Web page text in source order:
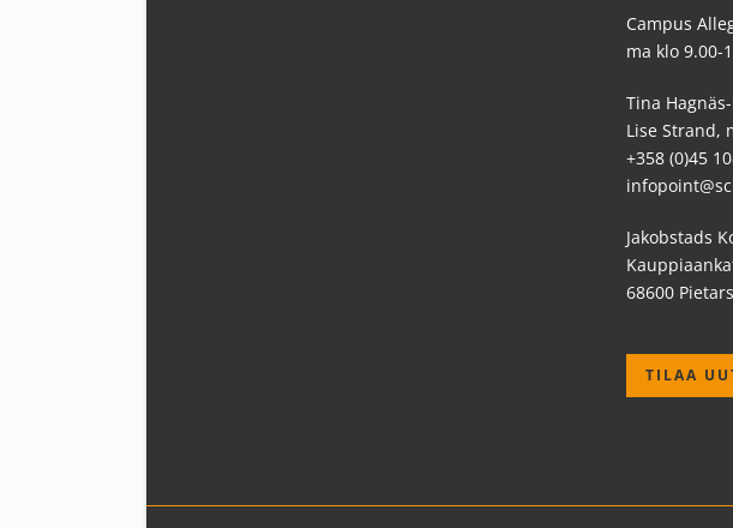
Campus
ma klo 9.00-
Tina
Lise Strand,
+358 (0)45
Jakobstads
68600
TILAA